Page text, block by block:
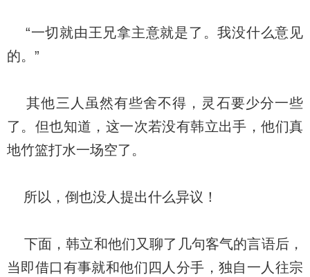
“一切就由王兄拿主意就是了。我没什么意见
的。”
其他三人虽然有些舍不得，灵石要少分一些
了。但也知道，这一次若没有韩立出手，他们真
地竹篮打水一场空了。
所以，倒也没人提出什么异议！
下面，韩立和他们又聊了几句客气的言语后，
当即借口有事就和他们四人分手，独自一人往宗